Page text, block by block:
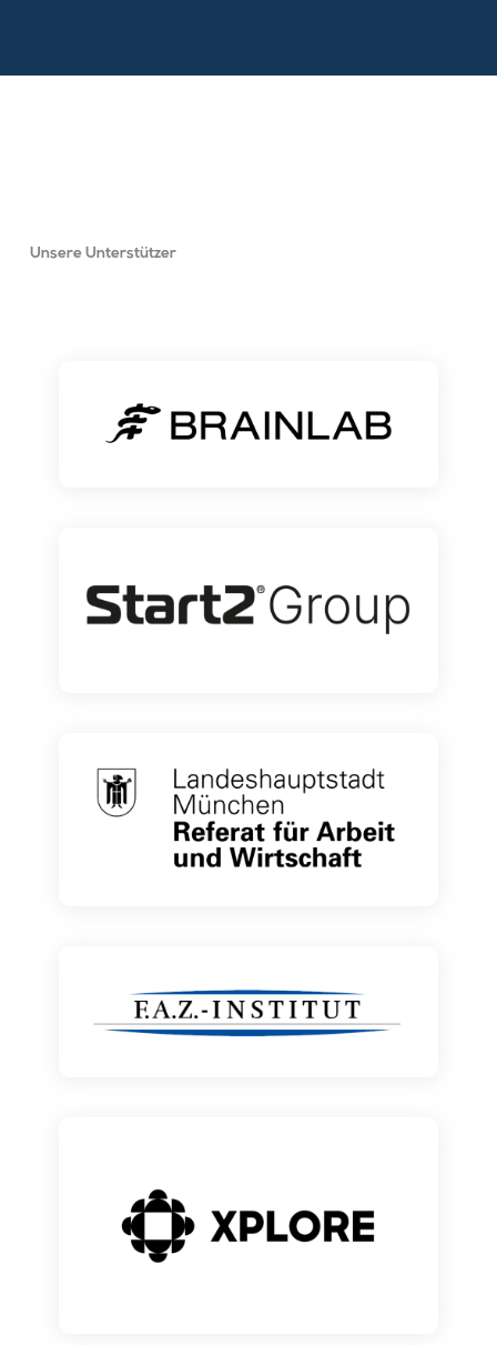
Unsere Unterstützer